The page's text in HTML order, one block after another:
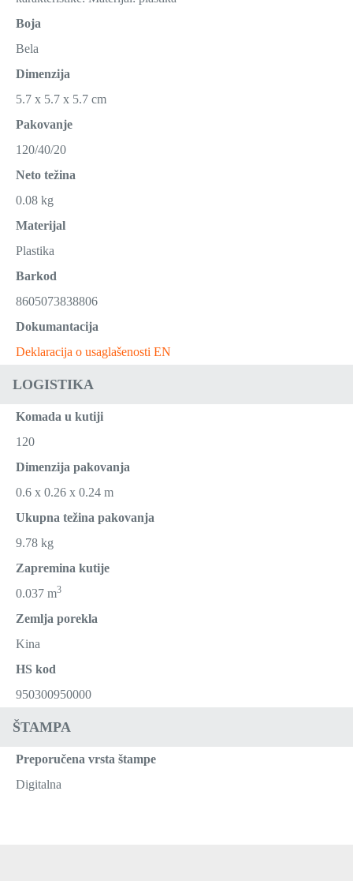
Boja
Bela
Dimenzija
5.7 x 5.7 x 5.7 cm
Pakovanje
120/40/20
Neto težina
0.08 kg
Materijal
Plastika
Barkod
8605073838806
Dokumantacija
Deklaracija o usaglašenosti EN
LOGISTIKA
Komada u kutiji
120
Dimenzija pakovanja
0.6 x 0.26 x 0.24 m
Ukupna težina pakovanja
9.78 kg
Zapremina kutije
0.037 m3
Zemlja porekla
Kina
HS kod
950300950000
ŠTAMPA
Preporučena vrsta štampe
Digitalna